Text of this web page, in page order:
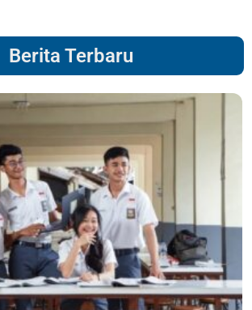
Berita Terbaru